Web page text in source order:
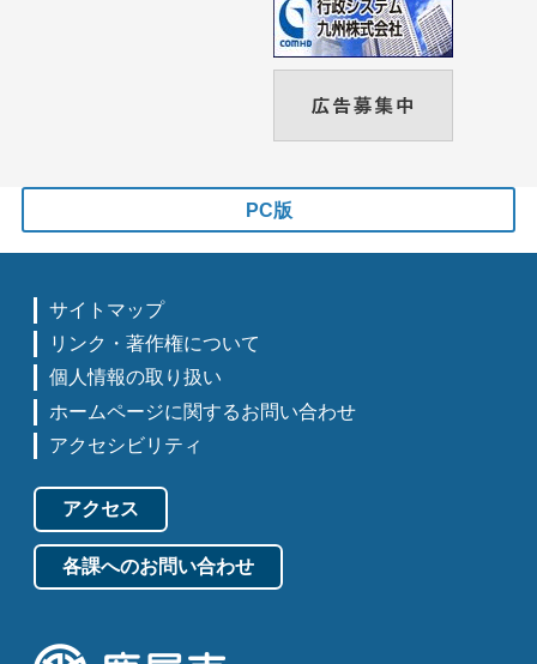
PC版
サイトマップ
リンク・著作権について
個人情報の取り扱い
ホームページに関するお問い合わせ
アクセシビリティ
アクセス
各課へのお問い合わせ